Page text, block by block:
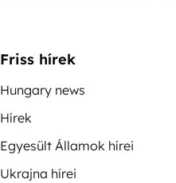
Friss hírek
Hungary news
Hírek
Egyesült Államok hírei
Ukrajna hírei